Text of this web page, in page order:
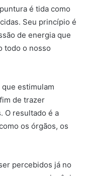
é tida como
Seu princípio é
de energia que
todo o nosso
estimulam
de trazer
O resultado é a
os órgãos, os
percebidos já no